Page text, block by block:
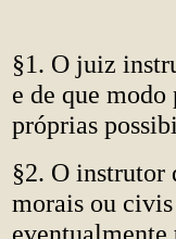
§1. O juiz
e de que modo
próprias
§2. O instrutor
morais ou
eventualmente